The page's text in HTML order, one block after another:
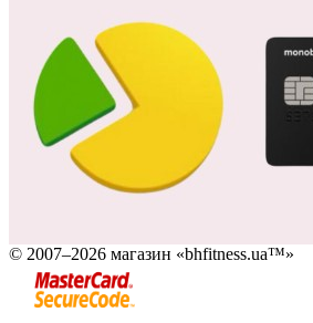
© 2007–2026 магазин «bhfitness.ua™»